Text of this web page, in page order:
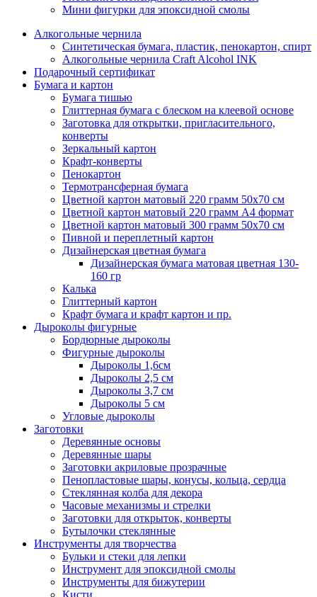
Мини фигурки для эпоксидной смолы
Алкогольные чернила
Синтетическая бумага, пластик, пенокартон, спирт
Алкогольные чернила Craft Alcohol INK
Подарочный сертификат
Бумага и картон
Бумага тишью
Глиттерная бумага с блеском на клеевой основе
Заготовка для открытки, пригласительного,
конверты
Зеркальный картон
Крафт-конверты
Пенокартон
Термотрансферная бумага
Цветной картон матовый 220 грамм 50х70 см
Цветной картон матовый 220 грамм A4 формат
Цветной картон матовый 300 грамм 50х70 см
Пивной и переплетный картон
Дизайнерская цветная бумага
Дизайнерская бумага матовая цветная 130-
160 гр
Калька
Глиттерный картон
Крафт бумага и крафт картон и пр.
Дыроколы фигурные
Бордюрные дыроколы
Фигурные дыроколы
Дыроколы 1,6см
Дыроколы 2,5 см
Дыроколы 3,7 см
Дыроколы 5 см
Угловые дыроколы
Заготовки
Деревянные основы
Деревянные шары
Заготовки акриловые прозрачные
Пенопластовые шары, конусы, кольца, сердца
Стеклянная колба для декора
Часовые механизмы и стрелки
Заготовки для открыток, конверты
Бутылочки стеклянные
Инструменты для творчества
Бульки и стеки для лепки
Инструмент для эпоксидной смолы
Инструменты для бижутерии
Кисти